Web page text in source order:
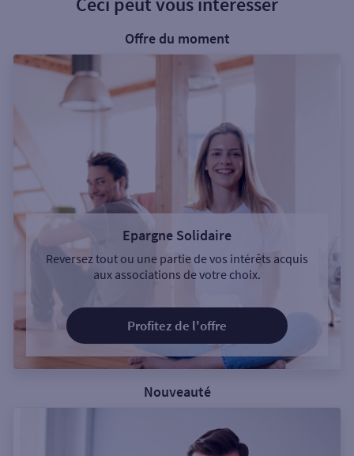
Offre du moment
Epargne Solidaire
Reversez tout ou une partie de vos intérêts acquis
aux associations de votre choix.
Profitez de l'offre
Nouveauté